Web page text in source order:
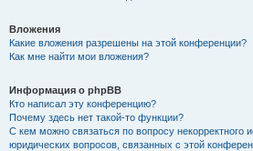
Вложения
Какие вложения разрешены на этой конференции?
Как мне найти мои вложения?
Информация о phpBB
Кто написал эту конференцию?
Почему здесь нет такой-то функции?
С кем можно связаться по вопросу некорректного
юридических вопросов, связанных с этой